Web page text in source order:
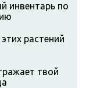
инвентарь по
растений
твой